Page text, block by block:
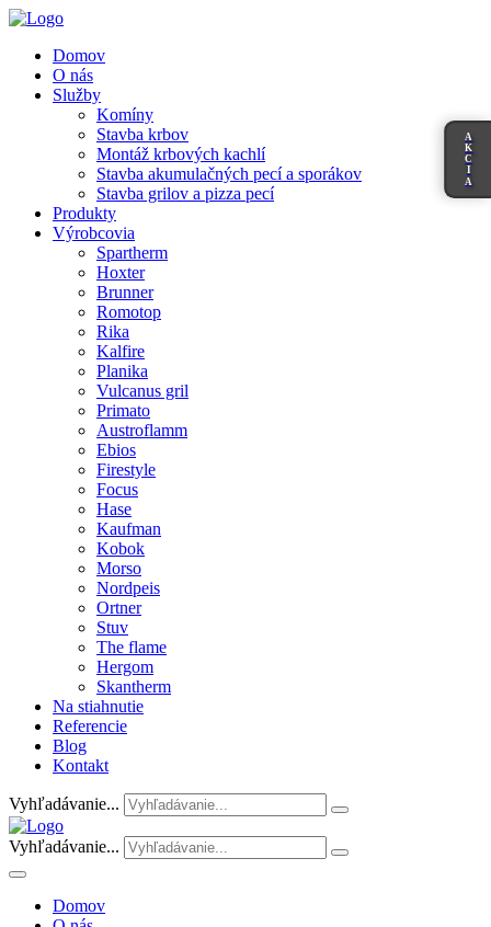
Domov
O nás
Služby
Komíny
Stavba krbov
Montáž krbových kachlí
Stavba akumulačných pecí a sporákov
Stavba grilov a pizza pecí
Produkty
Výrobcovia
Spartherm
Hoxter
Brunner
Romotop
Rika
Kalfire
Planika
Vulcanus gril
Primato
Austroflamm
Ebios
Firestyle
Focus
Hase
Kaufman
Kobok
Morso
Nordpeis
Ortner
Stuv
The flame
Hergom
Skantherm
Na stiahnutie
Referencie
Blog
Kontakt
Vyhľadávanie...
Vyhľadávanie...
Domov
A
K
C
I
A